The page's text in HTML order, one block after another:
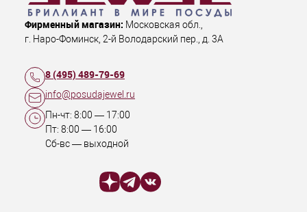
Фирменный магазин: Московская обл.,
г. Наро-Фоминск, 2-й Володарский пер., д. 3А
8 (495) 489-79-69
info@posudajewel.ru
Пн-чт: 8:00 — 17:00
Пт: 8:00 — 16:00
Сб-вс — выходной